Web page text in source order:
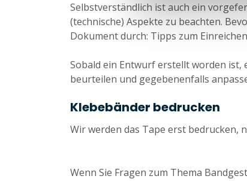
Selbstverständlich ist auch ein
(technische) Aspekte zu beachten.
Dokument durch: Tipps zum
Sobald ein Entwurf erstellt worden ist,
beurteilen und gegebenenfalls
Klebebänder bedrucken
Wir werden das Tape erst bedrucken,
Wenn Sie Fragen zum Thema